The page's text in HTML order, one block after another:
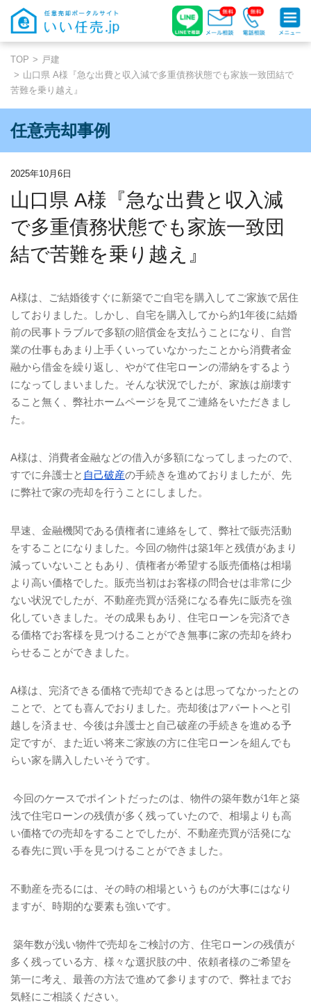
TOP
戸建
山口県 A様『急な出費と収入減で多重債務状態でも家族一致団結で
苦難を乗り越え』
任意売却事例
2025年10月6日
山口県 A様『急な出費と収入減
で多重債務状態でも家族一致団
結で苦難を乗り越え』
A様は、ご結婚後すぐに新築でご自宅を購入してご家族で居住
しておりました。しかし、自宅を購入してから約1年後に結婚
前の民事トラブルで多額の賠償金を支払うことになり、自営
業の仕事もあまり上手くいっていなかったことから消費者金
融から借金を繰り返し、やがて住宅ローンの滞納をするよう
になってしまいました。そんな状況でしたが、家族は崩壊す
ること無く、弊社ホームページを見てご連絡をいただきまし
た。
A様は、消費者金融などの借入が多額になってしまったので、
すでに弁護士と 自己破産の手続きを進めておりましたが、先
に弊社で家の売却を行うことにしました。
早速、金融機関である債権者に連絡をして、弊社で販売活動
をすることになりました。今回の物件は築1年と残債があまり
減っていないこともあり、債権者が希望する販売価格は相場
より高い価格でした。販売当初はお客様の問合せは非常に少
ない状況でしたが、不動産売買が活発になる春先に販売を強
化していきました。その成果もあり、住宅ローンを完済でき
る価格でお客様を見つけることができ無事に家の売却を終わ
らせることができました。
A様は、完済できる価格で売却できるとは思ってなかったとの
ことで、とても喜んでおりました。売却後はアパートへと引
越しを済ませ、今後は弁護士と自己破産の手続きを進める予
定ですが、また近い将来ご家族の方に住宅ローンを組んでも
らい家を購入したいそうです。
今回のケースでポイントだったのは、物件の築年数が1年と築
浅で住宅ローンの残債が多く残っていたので、相場よりも高
い価格での売却をすることでしたが、不動産売買が活発にな
る春先に買い手を見つけることができました。
不動産を売るには、その時の相場というものが大事にはなり
ますが、時期的な要素も強いです。
築年数が浅い物件で売却をご検討の方、住宅ローンの残債が
多く残っている方、様々な選択肢の中、依頼者様のご希望を
第一に考え、最善の方法で進めて参りますので、弊社までお
気軽にご相談ください。